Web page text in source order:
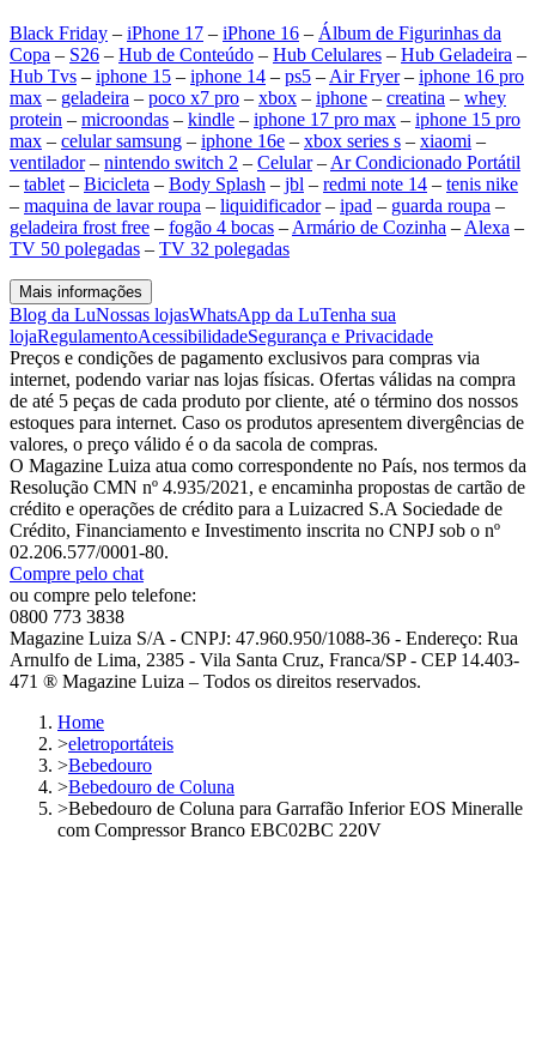
Black Friday – iPhone 17 – iPhone 16 – Álbum de Figurinhas da
Copa – S26 – Hub de Conteúdo – Hub Celulares – Hub Geladeira –
Hub Tvs – iphone 15 – iphone 14 – ps5 – Air Fryer– iphone 16 pro
max – geladeira – poco x7 pro – xbox – iphone – creatina – whey
protein – microondas – kindle – iphone 17 pro max – iphone 15 pro
max – celular samsung – iphone 16e – xbox series s – xiaomi –
ventilador– nintendo switch 2 – Celular– Ar Condicionado Portátil
– tablet – Bicicleta – Body Splash – jbl – redmi note 14 – tenis nike
– maquina de lavar roupa – liquidificador– ipad – guarda roupa –
geladeira frost free – fogão 4 bocas – Armário de Cozinha – Alexa –
TV 50 polegadas – TV 32 polegadas
Mais informações
Blog da LuNossas lojasWhatsApp da LuTenha sua
lojaRegulamentoAcessibilidadeSegurança e Privacidade
Preços e condições de pagamento exclusivos para compras via
internet, podendo variar nas lojas físicas. Ofertas válidas na compra
de até 5 peças de cada produto por cliente, até o término dos nossos
estoques para internet. Caso os produtos apresentem divergências de
valores, o preço válido é o da sacola de compras.
O Magazine Luiza atua como correspondente no País, nos termos da
Resolução CMN nº 4.935/2021, e encaminha propostas de cartão de
crédito e operações de crédito para a Luizacred S.A Sociedade de
Crédito, Financiamento e Investimento inscrita no CNPJ sob o nº
02.206.577/0001-80.
Compre pelo chat
ou compre pelo telefone:
0800 773 3838
Magazine Luiza S/A - CNPJ: 47.960.950/1088-36 - Endereço: Rua
Arnulfo de Lima, 2385 - Vila Santa Cruz, Franca/SP - CEP 14.403-
471 ® Magazine Luiza – Todos os direitos reservados.
Home
>eletroportáteis
>Bebedouro
>Bebedouro de Coluna
>Bebedouro de Coluna para Garrafão Inferior EOS Mineralle
com Compressor Branco EBC02BC 220V